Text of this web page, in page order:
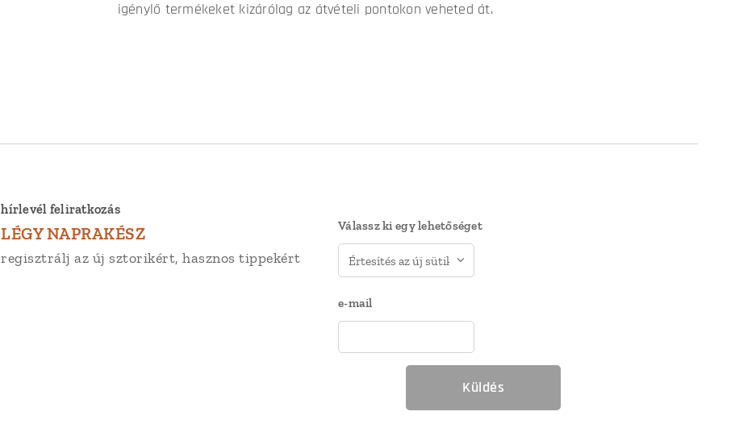
igénylő termékeket kizárólag az átvételi pontokon veheted át.
hírlevél feliratkozás
LÉGY NAPRAKÉSZ
regisztrálj az új sztorikért, hasznos tippekért
Válassz ki egy lehetőséget
e-mail
Küldés